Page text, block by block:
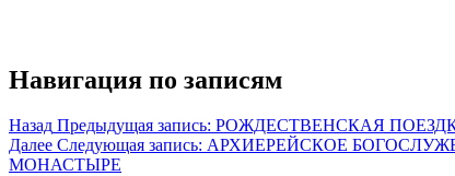
Навигация по записям
Назад Предыдущая запись: РОЖДЕСТВЕНСКАЯ
Далее Следующая запись: АРХИЕРЕЙСКОЕ
МОНАСТЫРЕ